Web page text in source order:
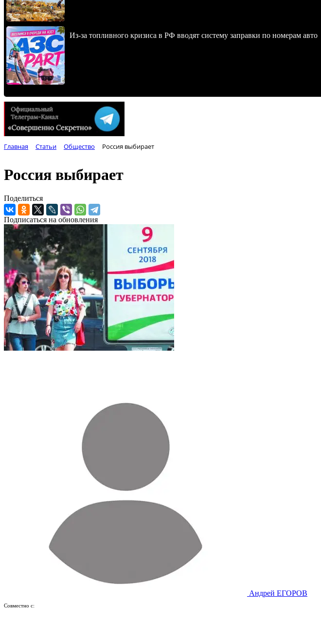
Из-за топливного кризиса в РФ вводят систему заправки по номерам авто
Главная Статьи Общество Россия выбирает
Россия выбирает
Поделиться
Подписаться на обновления
Андрей ЕГОРОВ
Совместно с: